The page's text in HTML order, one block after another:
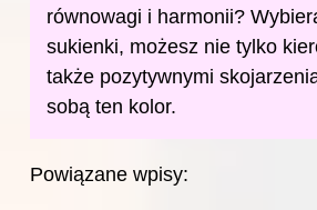
równowagi i harmonii?
sukienki, możesz nie tylko
także pozytywnymi
sobą ten kolor.
Powiązane wpisy: